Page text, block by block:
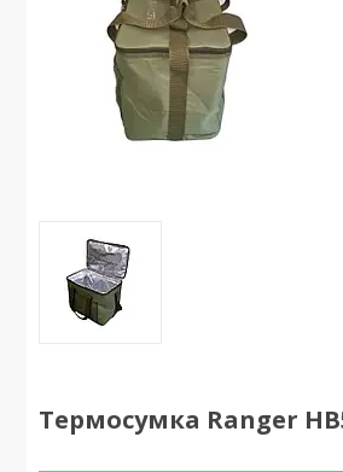
Термосумка Ranger